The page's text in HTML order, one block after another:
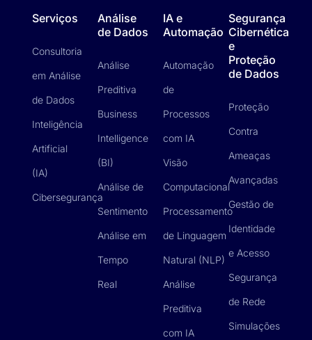
Serviços
Consultoria
em Análise
de Dados
Inteligência
Artificial
(IA)
Cibersegurança
Análise
de Dados
Análise
Preditiva
Business
Intelligence
(BI)
Análise de
Sentimento
Análise em
Tempo
Real
IA e
Automação
Automação
de
Processos
com IA
Visão
Computacional
Processamento
de Linguagem
Natural (NLP)
Análise
Preditiva
com IA
Segurança
Cibernética
e
Proteção
de Dados
Proteção
Contra
Ameaças
Avançadas
Gestão de
Identidade
e Acesso
Segurança
de Rede
Simulações